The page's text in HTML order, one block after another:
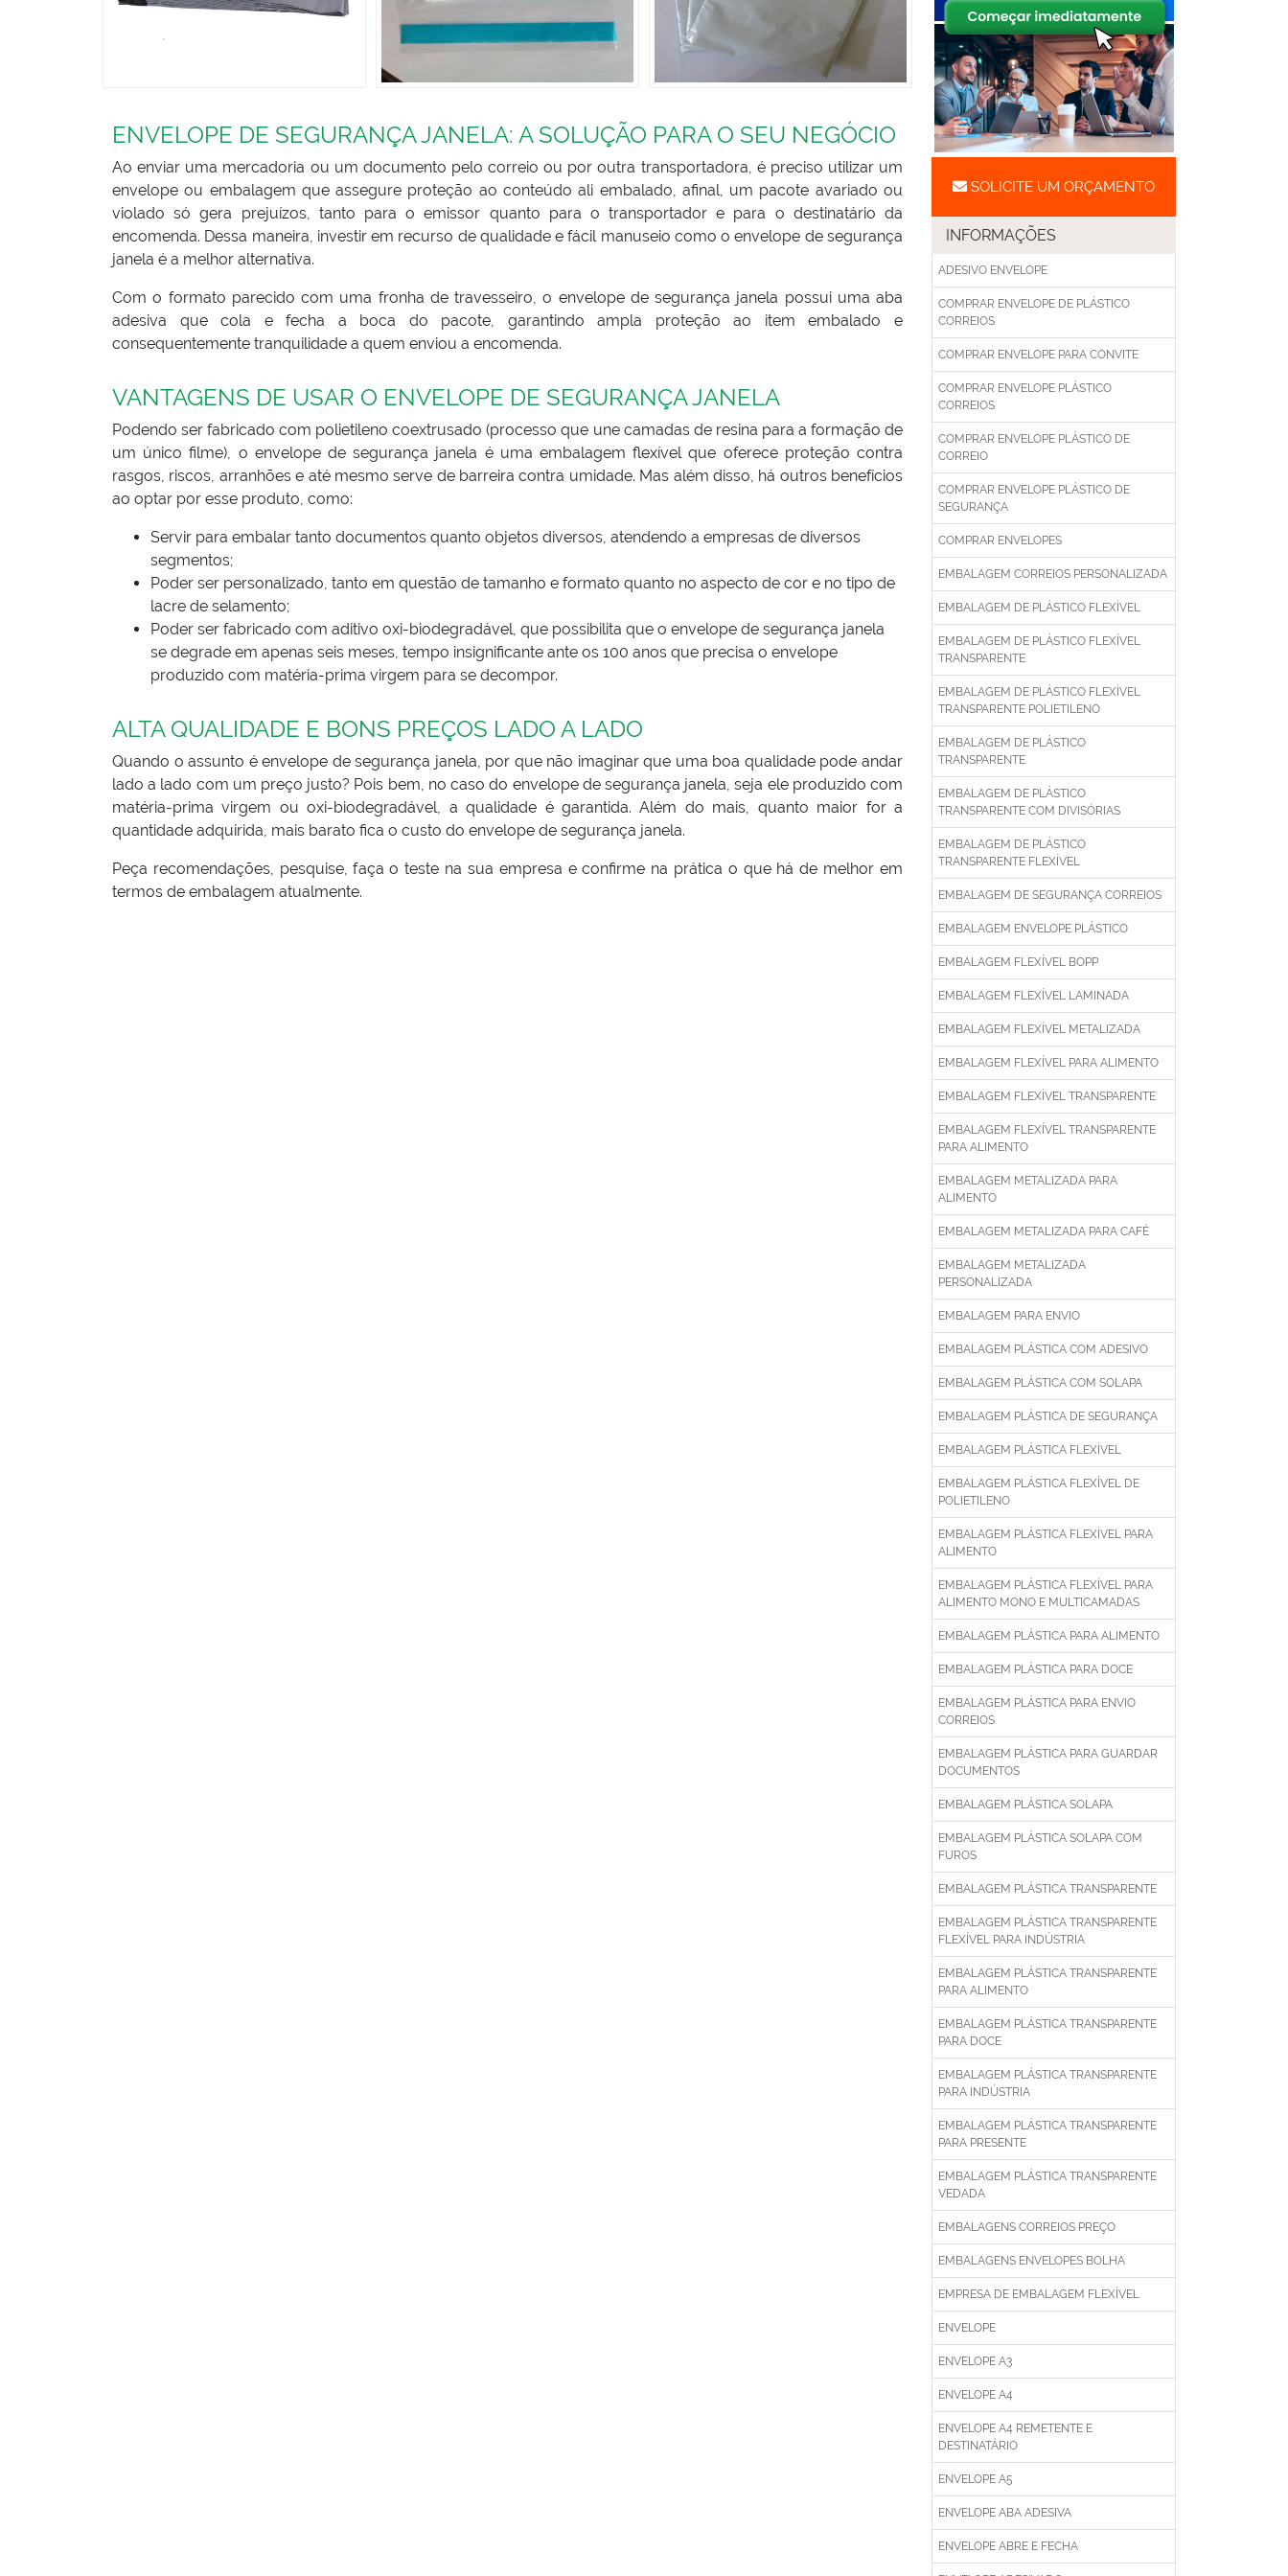
ENVELOPE DE SEGURANÇA JANELA: A SOLUÇÃO PARA O SEU NEGÓCIO
Ao enviar uma mercadoria ou um documento pelo correio ou por outra transportadora, é preciso utilizar um
envelope ou embalagem que assegure proteção ao conteúdo ali embalado, afinal, um pacote avariado ou
violado só gera prejuízos, tanto para o emissor quanto para o transportador e para o destinatário da
encomenda. Dessa maneira, investir em recurso de qualidade e fácil manuseio como o envelope de segurança
janela é a melhor alternativa.
Com o formato parecido com uma fronha de travesseiro, o envelope de segurança janela possui uma aba
adesiva que cola e fecha a boca do pacote, garantindo ampla proteção ao item embalado e
consequentemente tranquilidade a quem enviou a encomenda.
VANTAGENS DE USAR O ENVELOPE DE SEGURANÇA JANELA
Podendo ser fabricado com polietileno coextrusado (processo que une camadas de resina para a formação de
um único filme), o envelope de segurança janela é uma embalagem flexível que oferece proteção contra
rasgos, riscos, arranhões e até mesmo serve de barreira contra umidade. Mas além disso, há outros benefícios
ao optar por esse produto, como:
Servir para embalar tanto documentos quanto objetos diversos, atendendo a empresas de diversos
segmentos;
Poder ser personalizado, tanto em questão de tamanho e formato quanto no aspecto de cor e no tipo de
lacre de selamento;
Poder ser fabricado com aditivo oxi-biodegradável, que possibilita que o envelope de segurança janela
se degrade em apenas seis meses, tempo insignificante ante os 100 anos que precisa o envelope
produzido com matéria-prima virgem para se decompor.
ALTA QUALIDADE E BONS PREÇOS LADO A LADO
Quando o assunto é envelope de segurança janela, por que não imaginar que uma boa qualidade pode andar
lado a lado com um preço justo? Pois bem, no caso do envelope de segurança janela, seja ele produzido com
matéria-prima virgem ou oxi-biodegradável, a qualidade é garantida. Além do mais, quanto maior for a
quantidade adquirida, mais barato fica o custo do envelope de segurança janela.
Peça recomendações, pesquise, faça o teste na sua empresa e confirme na prática o que há de melhor em
termos de embalagem atualmente.
SOLICITE UM ORÇAMENTO
INFORMAÇÕES
ADESIVO ENVELOPE
COMPRAR ENVELOPE DE PLÁSTICO
CORREIOS
COMPRAR ENVELOPE PARA CONVITE
COMPRAR ENVELOPE PLÁSTICO
CORREIOS
COMPRAR ENVELOPE PLÁSTICO DE
CORREIO
COMPRAR ENVELOPE PLÁSTICO DE
SEGURANÇA
COMPRAR ENVELOPES
EMBALAGEM CORREIOS PERSONALIZADA
EMBALAGEM DE PLÁSTICO FLEXÍVEL
EMBALAGEM DE PLÁSTICO FLEXÍVEL
TRANSPARENTE
EMBALAGEM DE PLÁSTICO FLEXÍVEL
TRANSPARENTE POLIETILENO
EMBALAGEM DE PLÁSTICO
TRANSPARENTE
EMBALAGEM DE PLÁSTICO
TRANSPARENTE COM DIVISÓRIAS
EMBALAGEM DE PLÁSTICO
TRANSPARENTE FLEXÍVEL
EMBALAGEM DE SEGURANÇA CORREIOS
EMBALAGEM ENVELOPE PLÁSTICO
EMBALAGEM FLEXÍVEL BOPP
EMBALAGEM FLEXÍVEL LAMINADA
EMBALAGEM FLEXÍVEL METALIZADA
EMBALAGEM FLEXÍVEL PARA ALIMENTO
EMBALAGEM FLEXÍVEL TRANSPARENTE
EMBALAGEM FLEXÍVEL TRANSPARENTE
PARA ALIMENTO
EMBALAGEM METALIZADA PARA
ALIMENTO
EMBALAGEM METALIZADA PARA CAFÉ
EMBALAGEM METALIZADA
PERSONALIZADA
EMBALAGEM PARA ENVIO
EMBALAGEM PLÁSTICA COM ADESIVO
EMBALAGEM PLÁSTICA COM SOLAPA
EMBALAGEM PLÁSTICA DE SEGURANÇA
EMBALAGEM PLÁSTICA FLEXÍVEL
EMBALAGEM PLÁSTICA FLEXÍVEL DE
POLIETILENO
EMBALAGEM PLÁSTICA FLEXÍVEL PARA
ALIMENTO
EMBALAGEM PLÁSTICA FLEXÍVEL PARA
ALIMENTO MONO E MULTICAMADAS
EMBALAGEM PLÁSTICA PARA ALIMENTO
EMBALAGEM PLÁSTICA PARA DOCE
EMBALAGEM PLÁSTICA PARA ENVIO
CORREIOS
EMBALAGEM PLÁSTICA PARA GUARDAR
DOCUMENTOS
EMBALAGEM PLÁSTICA SOLAPA
EMBALAGEM PLÁSTICA SOLAPA COM
FUROS
EMBALAGEM PLÁSTICA TRANSPARENTE
EMBALAGEM PLÁSTICA TRANSPARENTE
FLEXÍVEL PARA INDÚSTRIA
EMBALAGEM PLÁSTICA TRANSPARENTE
PARA ALIMENTO
EMBALAGEM PLÁSTICA TRANSPARENTE
PARA DOCE
EMBALAGEM PLÁSTICA TRANSPARENTE
PARA INDÚSTRIA
EMBALAGEM PLÁSTICA TRANSPARENTE
PARA PRESENTE
EMBALAGEM PLÁSTICA TRANSPARENTE
VEDADA
EMBALAGENS CORREIOS PREÇO
EMBALAGENS ENVELOPES BOLHA
EMPRESA DE EMBALAGEM FLEXÍVEL
ENVELOPE
ENVELOPE A3
ENVELOPE A4
ENVELOPE A4 REMETENTE E
DESTINATÁRIO
ENVELOPE A5
ENVELOPE ABA ADESIVA
ENVELOPE ABRE E FECHA